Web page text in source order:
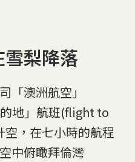
梨降落
「澳洲航空」
地」航班(flight to
，在七小時的航程
中俯瞰拜倫灣